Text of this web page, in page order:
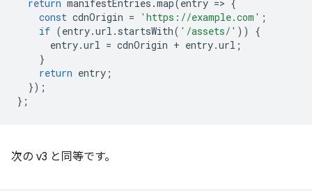
return manifestEntries .map(entry => {
const cdnOrigin = 'https://example.com' ;
if (entry.url . startsWith( '/assets/' ))
{
entry.url = cdnOrigin + entry.url ;
}
return entry ;
});
};
次の v3 と同等です。